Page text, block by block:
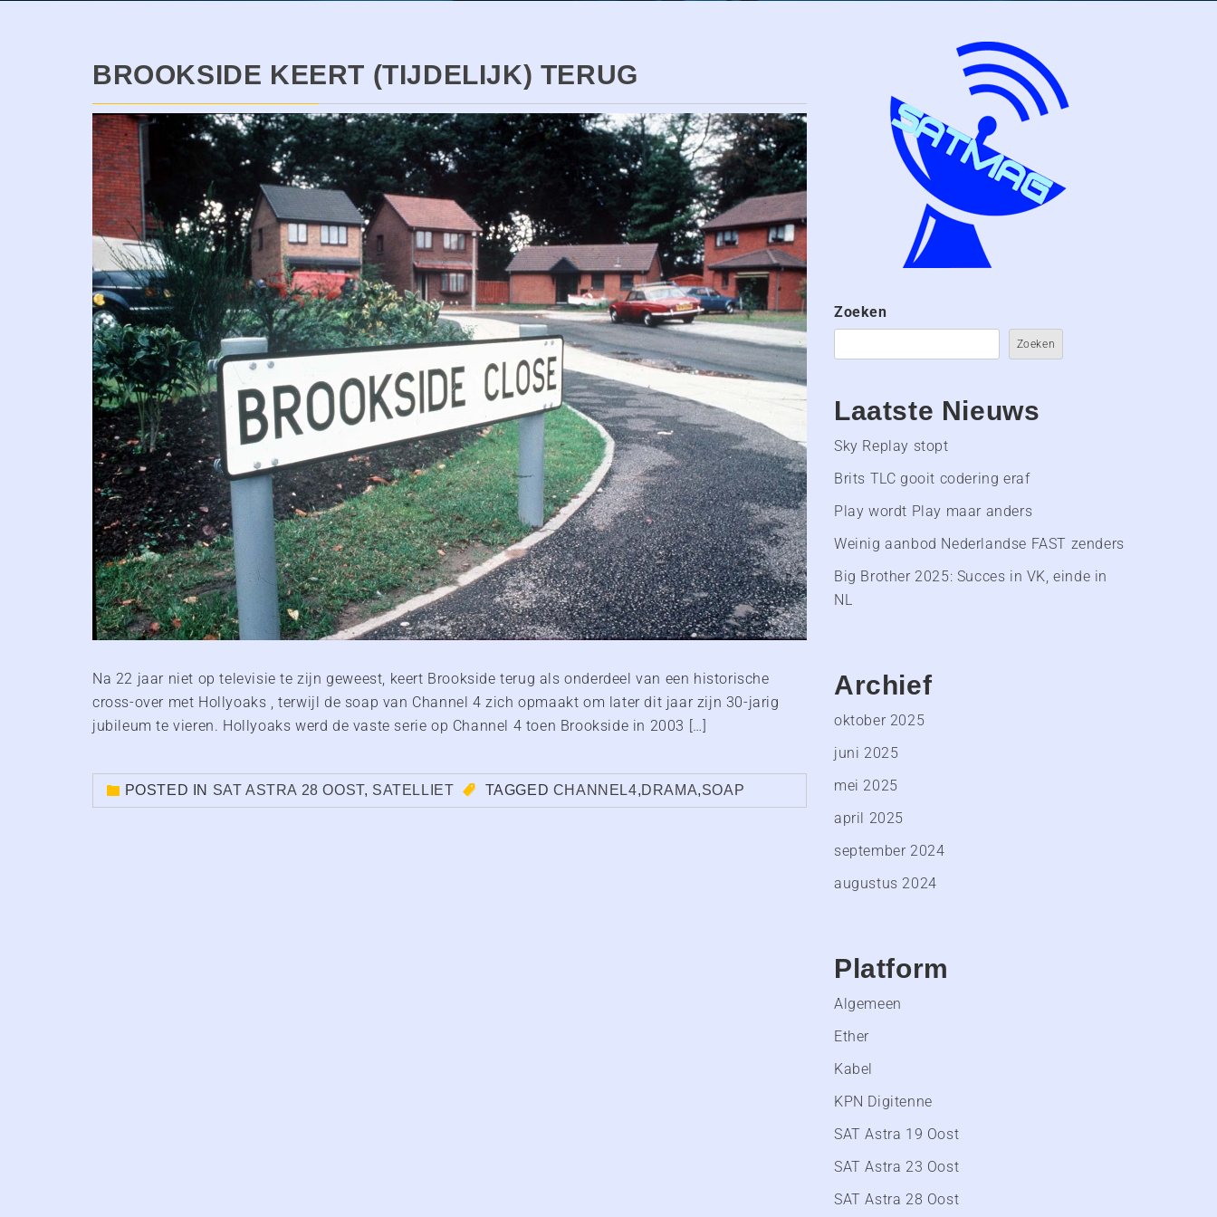
BROOKSIDE KEERT (TIJDELIJK) TERUG
Na 22 jaar niet op televisie te zijn geweest, keert Brookside terug als onderdeel van een historische
cross-over met Hollyoaks , terwijl de soap van Channel 4 zich opmaakt om later dit jaar zijn 30-jarig
jubileum te vieren. Hollyoaks werd de vaste serie op Channel 4 toen Brookside in 2003 […]
POSTED IN SAT ASTRA 28 OOST, SATELLIET TAGGED CHANNEL4,DRAMA,SOAP
Zoeken
Zoeken
Laatste Nieuws
Sky Replay stopt
Brits TLC gooit codering eraf
Play wordt Play maar anders
Weinig aanbod Nederlandse FAST zenders
Big Brother 2025: Succes in VK, einde in
NL
Archief
oktober 2025
juni 2025
mei 2025
april 2025
september 2024
augustus 2024
Platform
Algemeen
Ether
Kabel
KPN Digitenne
SAT Astra 19 Oost
SAT Astra 23 Oost
SAT Astra 28 Oost